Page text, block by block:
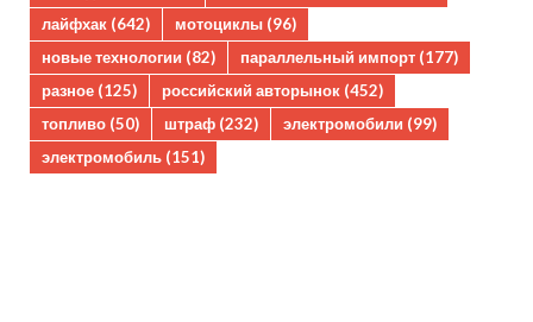
лайфхак (642) мотоциклы (96)
новые технологии (82) параллельный импорт (177)
разное (125) российский авторынок (452)
топливо (50) штраф (232) электромобили (99)
электромобиль (151)